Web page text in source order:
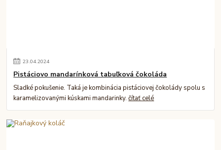
23.04.2024
Pistáciovo mandarínková tabuľková čokoláda
Sladké pokušenie. Taká je kombinácia pistáciovej čokolády spolu s
karamelizovanými kúskami mandarinky.čítať celé